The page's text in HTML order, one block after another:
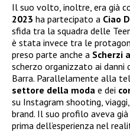
Il suo volto, inoltre, era già
2023 ha partecipato a Ciao
sfida tra la squadra delle
è stata invece tra le
preso parte anche a Scherzi
scherzo organizzato ai danni
Barra. Parallelamente alla
settore della moda e dei
su Instagram shooting,
brand. Il suo profilo aveva
prima dell’esperienza nel